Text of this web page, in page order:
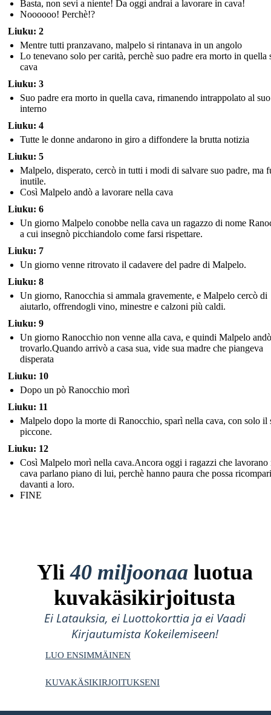
Basta, non sevi a niente! Da oggi andrai a lavorare in cava!
Noooooo! Perchè!?
Liuku: 2
Mentre tutti pranzavano, malpelo si rintanava in un angolo
Lo tenevano solo per carità, perchè suo padre era morto in quella
cava
Liuku: 3
Suo padre era morto in quella cava, rimanendo intrappolato al suo
interno
Liuku: 4
Tutte le donne andarono in giro a diffondere la brutta notizia
Liuku: 5
Malpelo, disperato, cercò in tutti i modi di salvare suo padre, ma
inutile.
Così Malpelo andò a lavorare nella cava
Liuku: 6
Un giorno Malpelo conobbe nella cava un ragazzo di nome
a cui insegnò picchiandolo come farsi rispettare.
Liuku: 7
Un giorno venne ritrovato il cadavere del padre di Malpelo.
Liuku: 8
Un giorno, Ranocchia si ammala gravemente, e Malpelo cercò di
aiutarlo, offrendogli vino, minestre e calzoni più caldi.
Liuku: 9
Un giorno Ranocchio non venne alla cava, e quindi Malpelo
trovarlo.Quando arrivò a casa sua, vide sua madre che piangeva
disperata
Liuku: 10
Dopo un pò Ranocchio morì
Liuku: 11
Malpelo dopo la morte di Ranocchio, sparì nella cava, con solo il
piccone.
Liuku: 12
Così Malpelo morì nella cava.Ancora oggi i ragazzi che lavorano
cava parlano piano di lui, perchè hanno paura che possa
davanti a loro.
FINE
Yli40 miljoonaa luotua
kuvakäsikirjoitusta
Ei Latauksia, ei Luottokorttia ja ei Vaadi
Kirjautumista Kokeilemiseen!
LUO ENSIMMÄINEN
KUVAKÄSIKIRJOITUKSENI